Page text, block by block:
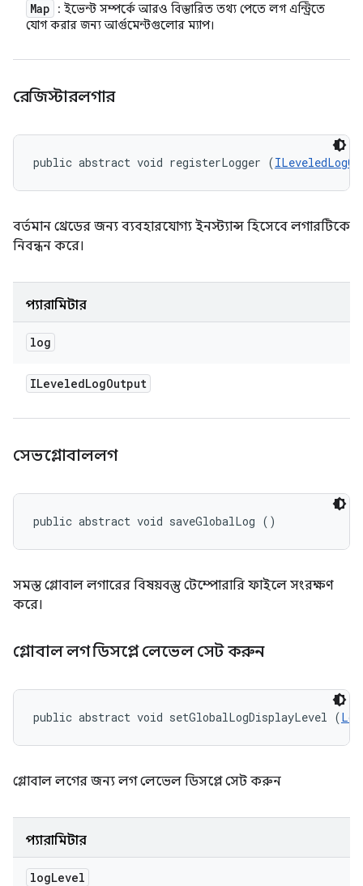
Map
: ইভেন্ট সম্পর্কে আরও বিস্তারিত তথ্য পেতে লগ এন্ট্রিতে
যোগ করার জন্য আর্গুমেন্টগুলোর ম্যাপ।
রেজিস্টারলগার
public abstract void registerLogger (
বর্তমান থ্রেডের জন্য ব্যবহারযোগ্য ইনস্ট্যান্স হিসেবে লগারটিকে
নিবন্ধন করে।
প্যারামিটার
log
ILeveledLogOutput
সেভগ্লোবাললগ
public abstract void saveGlobalLog ()
সমস্ত গ্লোবাল লগারের বিষয়বস্তু টেম্পোরারি ফাইলে সংরক্ষণ
করে।
গ্লোবাল লগ ডিসপ্লে লেভেল সেট করুন
public abstract void setGlobalLogDisplayLevel (
গ্লোবাল লগের জন্য লগ লেভেল ডিসপ্লে সেট করুন
প্যারামিটার
logLevel